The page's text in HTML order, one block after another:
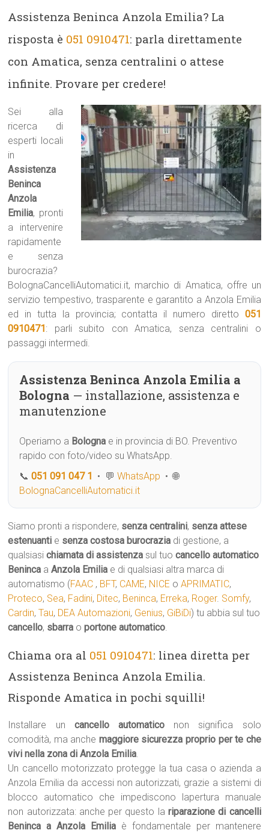
Assistenza Beninca Anzola Emilia? La
risposta è 051 0910471: parla direttamente
con Amatica, senza centralini o attese
infinite. Provare per credere!
Sei alla
ricerca di
esperti locali
in
Assistenza
Beninca
Anzola
Emilia, pronti
a intervenire
rapidamente
e senza
burocrazia?
BolognaCancelliAutomatici.it, marchio di Amatica, offre un
servizio tempestivo, trasparente e garantito a Anzola Emilia
ed in tutta la provincia; contatta il numero diretto 051
0910471: parli subito con Amatica, senza centralini o
passaggi intermedi.
Assistenza Beninca Anzola Emilia a
Bologna — installazione, assistenza e
manutenzione
Operiamo a Bologna e in provincia di BO. Preventivo
rapido con foto/video su WhatsApp.
📞051 091 047 1 • 💬WhatsApp • 🌐
BolognaCancelliAutomatici.it
Siamo pronti a rispondere, senza centralini, senza attese
estenuanti e senza costosa burocrazia di gestione, a
qualsiasichiamata di assistenza sul tuocancello automatico
Beninca aAnzola Emilia e di qualsiasi altra marca di
automatismo (FAAC , BFT, CAME, NICE oAPRIMATIC,
Proteco, Sea, Fadini, Ditec, Beninca, Erreka, Roger. Somfy,
Cardin,Tau, DEA Automazioni, Genius, GiBiDi) tu abbia sul tuo
cancello, sbarra oportone automatico.
Chiama ora al 051 0910471: linea diretta per
Assistenza Beninca Anzola Emilia.
Risponde Amatica in pochi squilli!
Installare un cancello automatico non significa solo
comodità, ma anche maggiore sicurezza proprio per te che
vivi nella zona di Anzola Emilia.
Un cancello motorizzato protegge la tua casa o azienda a
Anzola Emilia da accessi non autorizzati, grazie a sistemi di
blocco automatico che impediscono lapertura manuale
non autorizzata: anche per questo lariparazione di cancelli
Beninca a Anzola Emilia è fondamentale per mantenere